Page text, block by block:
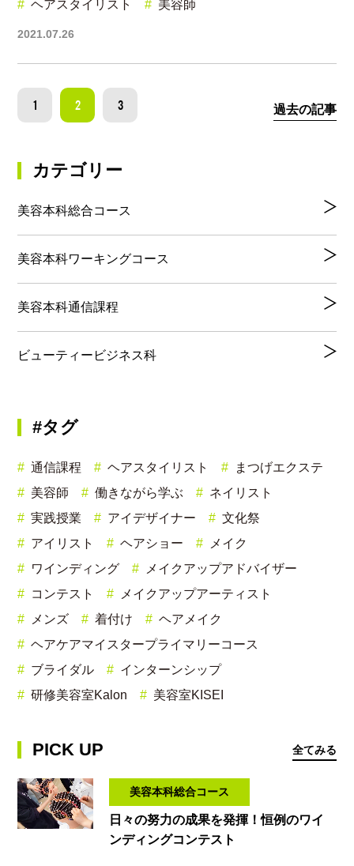
ヘアスタイリスト 美容師
2021.07.26
1 2 3 過去の記事
カテゴリー
美容本科総合コース
美容本科ワーキングコース
美容本科通信課程
ビューティービジネス科
#タグ
通信課程 ヘアスタイリスト
まつげエクステ
美容師
働きながら学ぶ
ネイリスト
実践授業
アイデザイナー
文化祭
アイリスト
ヘアショー
メイク
ワインディング
メイクアップアドバイザー
コンテスト
メイクアップアーティスト
メンズ
着付け
ヘアメイク
ヘアケアマイスタープライマリーコース
ブライダル
インターンシップ
研修美容室Kalon
美容室KISEI
PICK UP 全てみる
美容本科総合コース
日々の努力の成果を発揮！恒例のワイ
ンディングコンテスト